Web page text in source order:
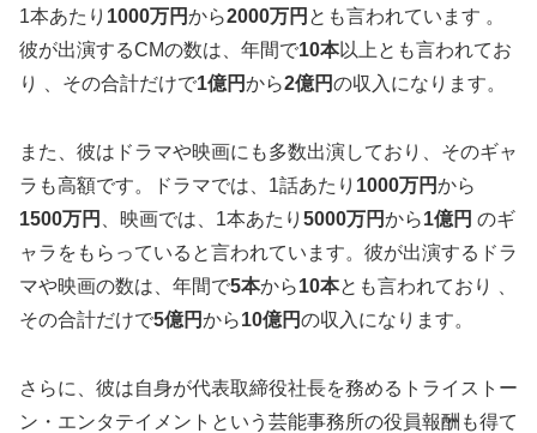
1本あたり 1000万円から2000万円 とも言われています 。
彼が出演するCMの数は、年間で10本以上とも言われてお
り 、その合計だけで1億円から2億円の収入になります。
また、彼はドラマや映画にも多数出演しており、そのギャ
ラも高額です。ドラマでは、1話あたり 1000万円から
1500万円
、映画では、1本あたり 5000万円から1億円 のギ
ャラをもらっていると言われています。彼が出演するドラ
マや映画の数は、年間で5本から10本とも言われており 、
その合計だけで5億円から10億円の収入になります。
さらに、彼は自身が代表取締役社長を務めるトライストー
ン・エンタテイメントという芸能事務所の役員報酬も得て